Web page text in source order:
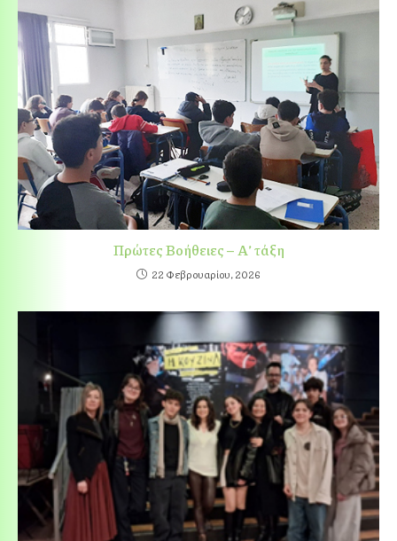
Πρώτες Βοήθειες – Α’ τάξη
22 Φεβρουαρίου, 2026